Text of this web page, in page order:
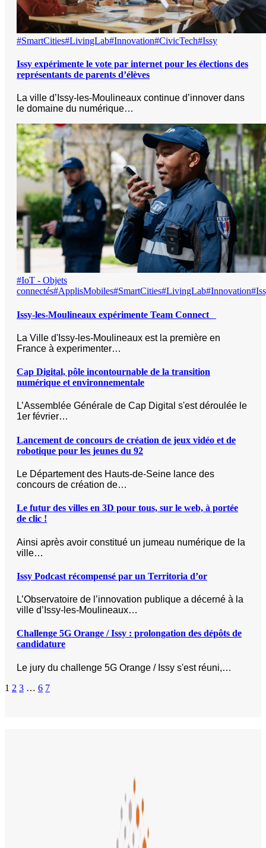
#SmartCities#LivingLab#Innovation#CivicTech#Issy
Issy expérimente le vote par internet pour les élections des
représentants de parents d’élèves
La ville d’Issy-les-Moulineaux continue d’innover dans
le domaine du numérique…
#IoT - Objets
connectés#ApplisMobiles#SmartCities#LivingLab#Innovation
Issy-les-Moulineaux expérimente Team Connect
La Ville d'Issy-les-Moulineaux est la première en
France à experimenter…
Cap Digital, pôle incontournable de la transition
numérique et environnementale
L’Assemblée Générale de Cap Digital s'est déroulée le
1er février…
Lancement de concours de création de jeux vidéo et de
robotique pour les jeunes du 92
Le Département des Hauts-de-Seine lance des
concours de création de…
Le futur des villes en 3D pour tous, sur le web, à portée
de clic !
Ainsi après avoir constitué un jumeau numérique de la
ville…
Issy Podcast récompensé par un Territoria d’or
L’Observatoire de l’innovation publique a décerné à la
ville d’Issy-les-Moulineaux…
Challenge 5G Orange / Issy : prolongation des dépôts de
candidature
Le jury du challenge 5G Orange / Issy s'est réuni,…
1 2 3 … 6 7